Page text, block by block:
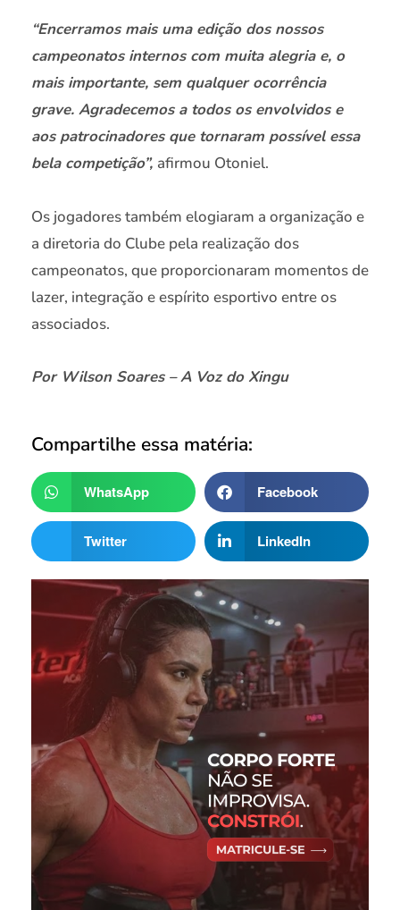
“Encerramos mais uma edição dos nossos
campeonatos internos com muita alegria e, o
mais importante, sem qualquer ocorrência
grave. Agradecemos a todos os envolvidos e
aos patrocinadores que tornaram possível essa
bela competição”, afirmou Otoniel.
Os jogadores também elogiaram a organização e
a diretoria do Clube pela realização dos
campeonatos, que proporcionaram momentos de
lazer, integração e espírito esportivo entre os
associados.
Por Wilson Soares – A Voz do Xingu
Compartilhe essa matéria:
WhatsApp Facebook
Twitter LinkedIn